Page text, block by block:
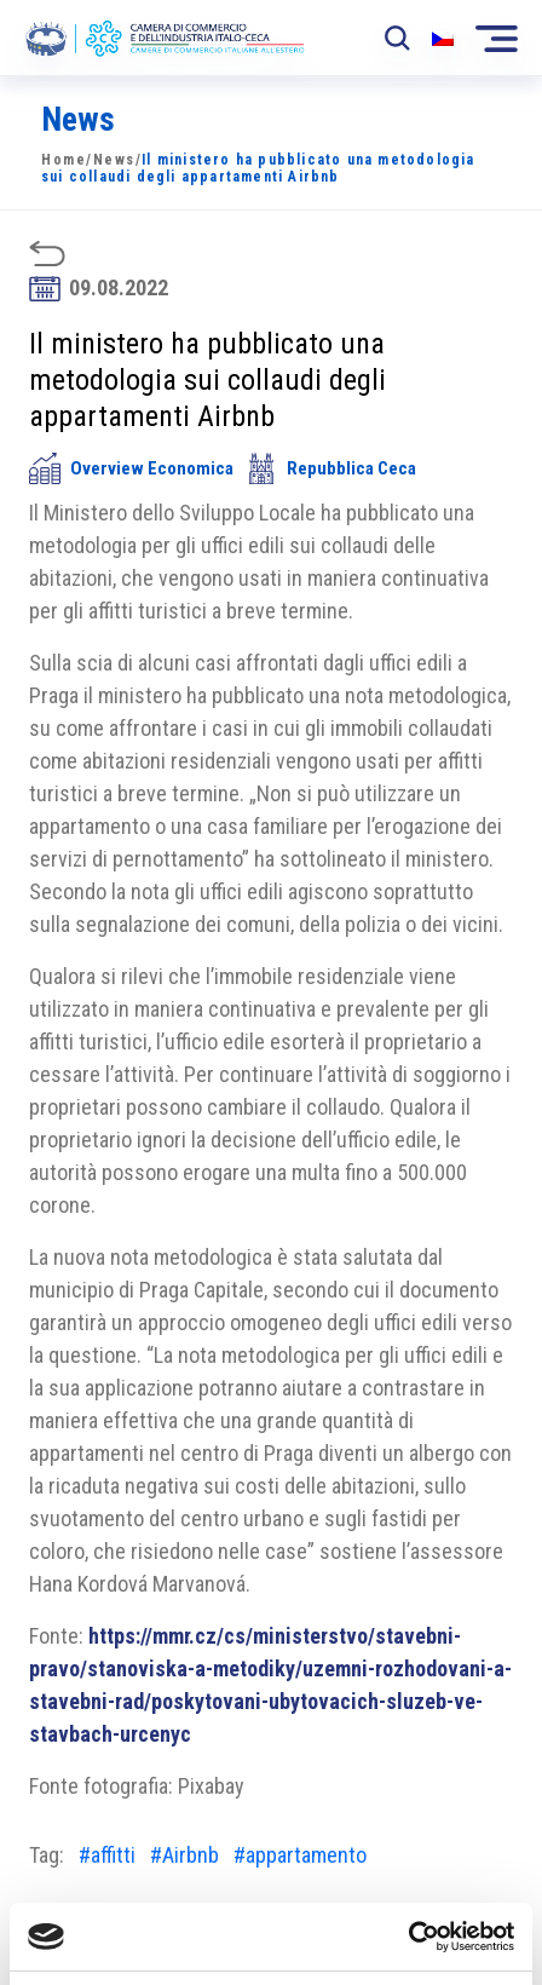
La Camera
News
Sviluppo Mercato
Soci
Partner
Area riservata
News
Home/ News/ Il ministero ha pubblicato una metodologia
sui collaudi degli appartamenti Airbnb
09.08.2022
Il ministero ha pubblicato una
metodologia sui collaudi degli
appartamenti Airbnb
Overview Economica Repubblica Ceca
Il Ministero dello Sviluppo Locale ha pubblicato una
metodologia per gli uffici edili sui collaudi delle
abitazioni, che vengono usati in maniera continuativa
per gli affitti turistici a breve termine.
Sulla scia di alcuni casi affrontati dagli uffici edili a
Praga il ministero ha pubblicato una nota metodologica,
su come affrontare i casi in cui gli immobili collaudati
come abitazioni residenziali vengono usati per affitti
turistici a breve termine. „Non si può utilizzare un
appartamento o una casa familiare per l’erogazione dei
servizi di pernottamento” ha sottolineato il ministero.
Secondo la nota gli uffici edili agiscono soprattutto
sulla segnalazione dei comuni, della polizia o dei vicini.
Qualora si rilevi che l’immobile residenziale viene
utilizzato in maniera continuativa e prevalente per gli
affitti turistici, l’ufficio edile esorterà il proprietario a
cessare l’attività. Per continuare l’attività di soggiorno i
proprietari possono cambiare il collaudo. Qualora il
proprietario ignori la decisione dell’ufficio edile, le
autorità possono erogare una multa fino a 500.000
corone.
La nuova nota metodologica è stata salutata dal
municipio di Praga Capitale, secondo cui il documento
garantirà un approccio omogeneo degli uffici edili verso
la questione. “La nota metodologica per gli uffici edili e
la sua applicazione potranno aiutare a contrastare in
maniera effettiva che una grande quantità di
appartamenti nel centro di Praga diventi un albergo con
la ricaduta negativa sui costi delle abitazioni, sullo
svuotamento del centro urbano e sugli fastidi per
coloro, che risiedono nelle case” sostiene l’assessore
Hana Kordová Marvanová.
Fonte: https://mmr.cz/cs/ministerstvo/stavebni-
pravo/stanoviska-a-metodiky/uzemni-rozhodovani-a-
stavebni-rad/poskytovani-ubytovacich-sluzeb-ve-
stavbach-urcenyc
Fonte fotografia: Pixabay
Tag: #affitti #Airbnb #appartamento